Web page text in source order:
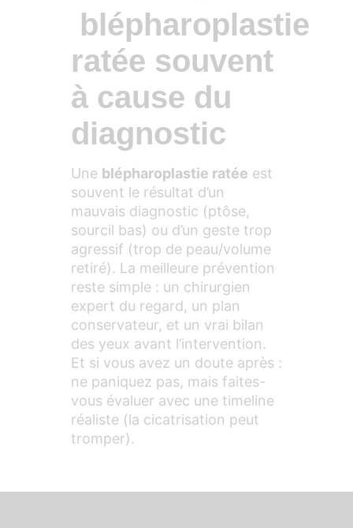
blépharoplastie
ratée souvent
à cause du
diagnostic
Une blépharoplastie ratée est
souvent le résultat d’un
mauvais diagnostic (ptôse,
sourcil bas) ou d’un geste trop
agressif (trop de peau/volume
retiré). La meilleure prévention
reste simple : un chirurgien
expert du regard, un plan
conservateur, et un vrai bilan
des yeux avant l’intervention.
Et si vous avez un doute après :
ne paniquez pas, mais faites-
vous évaluer avec une timeline
réaliste (la cicatrisation peut
tromper).